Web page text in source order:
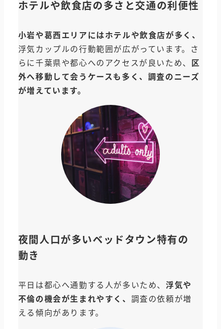
ホテルや飲食店の多さと交通の利便性
小岩や葛西エリアにはホテルや飲食店が多く、
浮気カップルの行動範囲が広がっています。さ
らに千葉県や都心へのアクセスが良いため、 区
外へ移動して会うケースも多く、調査のニーズ
が増えています。
夜間人口が多いベッドタウン特有の
動き
平日は都心へ通勤する人が多いため、 浮気や
不倫の機会が生まれやすく、 調査の依頼が増
える傾向があります。